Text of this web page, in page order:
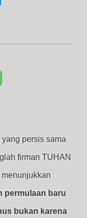
persis sama
firman TUHAN
permulaan baru
bukan karena